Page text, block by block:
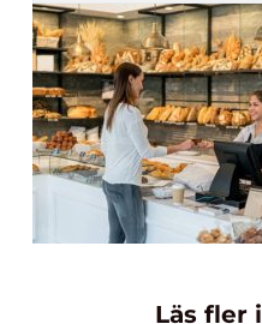
Läs fler